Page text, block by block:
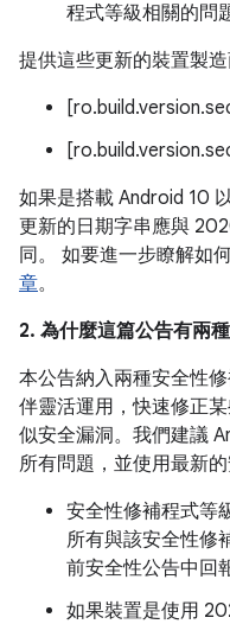
程式等級相關的問
提供這些更新的裝置製
如果是搭載 Android 10
更新的日期字串應與
同。 如要進一步瞭解如
章。
2. 為什麼這篇公告有兩
本公告納入兩種安全性
伴靈活運用，快速修正
似安全漏洞。我們建議
所有問題，並使用最新
安全性修補程式等
所有與該安全性修
前安全性公告中回
如果裝置是使用